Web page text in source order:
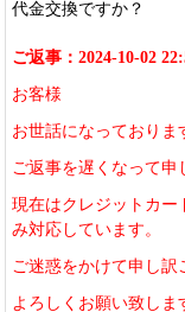
代金交換ですか？
ご返事：2024-10-02
お客様
お世話になっておりま
ご返事を遅くなって申
現在はクレジットカー
み対応しています。
ご迷惑をかけて申し訳
よろしくお願い致しま